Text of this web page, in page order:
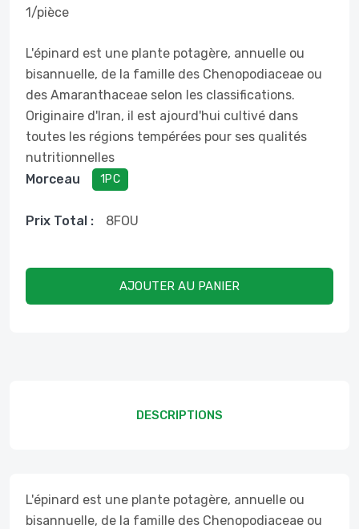
1/pièce
L'épinard est une plante potagère, annuelle ou
bisannuelle, de la famille des Chenopodiaceae ou
des Amaranthaceae selon les classifications.
Originaire d'Iran, il est ajourd'hui cultivé dans
toutes les régions tempérées pour ses qualités
nutritionnelles
Morceau
1PC
Prix ​​total : 8FOU
AJOUTER AU PANIER
DESCRIPTIONS
L'épinard est une plante potagère, annuelle ou
bisannuelle, de la famille des Chenopodiaceae ou